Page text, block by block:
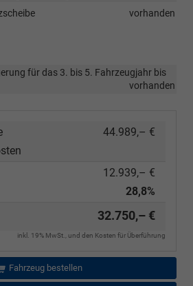
vorhanden
für das 3. bis 5. Fahrzeugjahr bis
vorhanden
44.989,– €
12.939,– €
28,8%
32.750,– €
inkl. 19% MwSt., und den Kosten für Überführung
Fahrzeug bestellen